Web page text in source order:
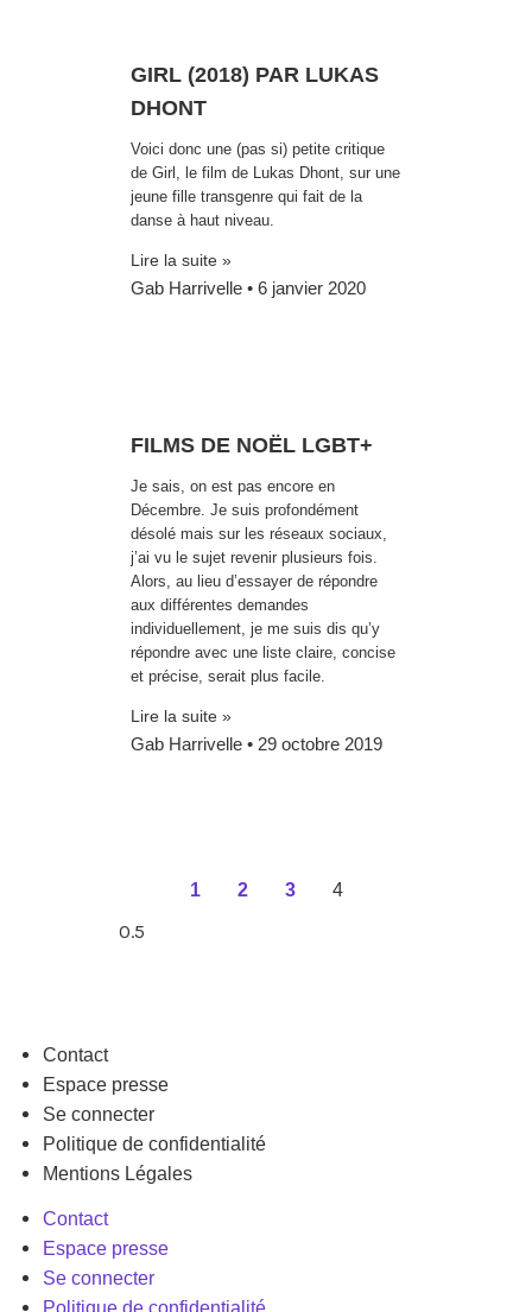
GIRL (2018) PAR LUKAS
DHONT
Voici donc une (pas si) petite critique
de Girl, le film de Lukas Dhont, sur une
jeune fille transgenre qui fait de la
danse à haut niveau.
Lire la suite »
Gab Harrivelle 6 janvier 2020
FILMS DE NOËL LGBT+
Je sais, on est pas encore en
Décembre. Je suis profondément
désolé mais sur les réseaux sociaux,
j’ai vu le sujet revenir plusieurs fois.
Alors, au lieu d’essayer de répondre
aux différentes demandes
individuellement, je me suis dis qu’y
répondre avec une liste claire, concise
et précise, serait plus facile.
Lire la suite »
Gab Harrivelle 29 octobre 2019
1 2 3 4
Contact
Espace presse
Se connecter
Politique de confidentialité
Mentions Légales
Contact
Espace presse
Se connecter